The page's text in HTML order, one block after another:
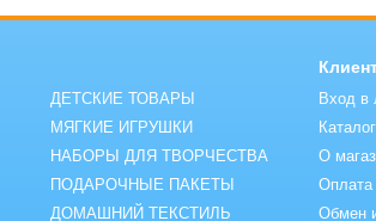
ДЕТСКИЕ ТОВАРЫ
МЯГКИЕ ИГРУШКИ
НАБОРЫ ДЛЯ ТВОРЧЕСТВА
ПОДАРОЧНЫЕ ПАКЕТЫ
ДОМАШНИЙ ТЕКСТИЛЬ
Вход в
Каталог
О
Оплата
Обмен